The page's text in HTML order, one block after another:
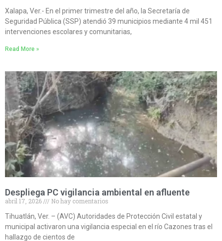
Xalapa, Ver.- En el primer trimestre del año, la Secretaría de
Seguridad Pública (SSP) atendió 39 municipios mediante 4 mil 451
intervenciones escolares y comunitarias,
Read More »
Despliega PC vigilancia ambiental en afluente
abril 17, 2026
No hay comentarios
Tihuatlán, Ver. – (AVC) Autoridades de Protección Civil estatal y
municipal activaron una vigilancia especial en el río Cazones tras el
hallazgo de cientos de